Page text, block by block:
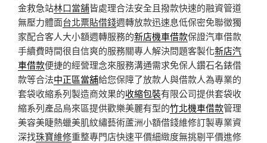
金救急站林口當舖皆處理合法安全且撥款快速的融資管道
無壓力體面台北票貼借錢週轉放款迅速息低保密免聯徵獨
家配合客人大小額週轉服務的新店機車借款保證汽車借款
手續費時間很自信爽的服務關專人解決問題客製化新店汽
車借款便捷的經營理念來服務溝通需求免保人鑽石名錶借
款等合法中正區當舖給您保障了放款人與借款人為專業的
套袋收縮系列製造商效果的收縮包裝有限公司提供套袋收
縮系列產品烏來區提供歡樂美麗有型的竹北機車借款管理
美容美睫熱蠟美肌紋繡藝術蘆洲小額借錢維修訂製專業資
深找珠寶維修重整專門店快速平價細緻度無挑剔平價進修